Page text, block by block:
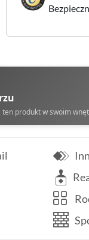
produkt w swoim